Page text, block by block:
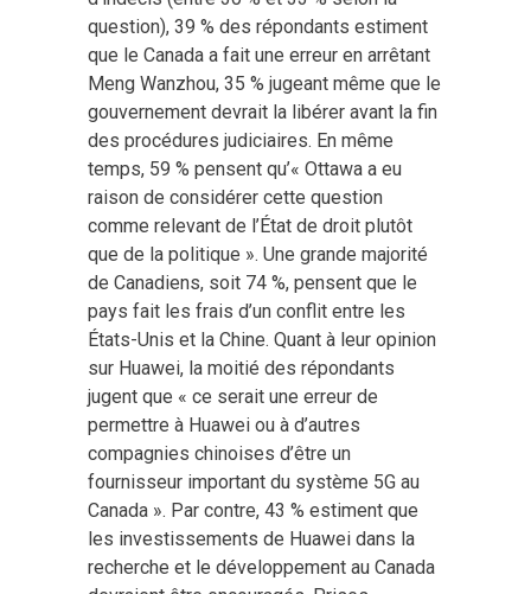
question), 39 % des répondants estiment
que le Canada a fait une erreur en arrêtant
Meng Wanzhou, 35 % jugeant même que le
gouvernement devrait la libérer avant la fin
des procédures judiciaires. En même
temps, 59 % pensent qu’« Ottawa a eu
raison de considérer cette question
comme relevant de l’État de droit plutôt
que de la politique ». Une grande majorité
de Canadiens, soit 74 %, pensent que le
pays fait les frais d’un conflit entre les
États-Unis et la Chine. Quant à leur opinion
sur Huawei, la moitié des répondants
jugent que « ce serait une erreur de
permettre à Huawei ou à d’autres
compagnies chinoises d’être un
fournisseur important du système 5G au
Canada ». Par contre, 43 % estiment que
les investissements de Huawei dans la
recherche et le développement au Canada